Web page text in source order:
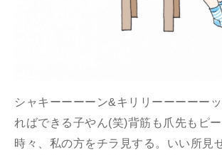
シャキーーーーン&キリリーーーーー
ればできる子やん(笑)背筋も爪先もピー
時々、私の方をチラ見する。いい所見